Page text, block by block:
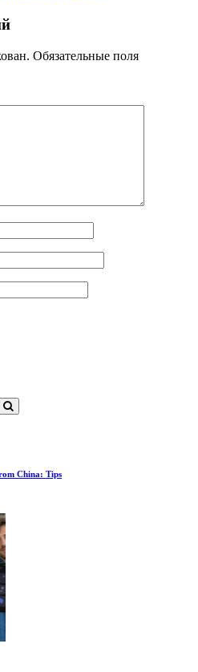
Обязательные поля
China: Tips